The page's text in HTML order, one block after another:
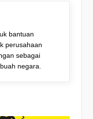
bantuan
perusahaan
sebagai
negara.